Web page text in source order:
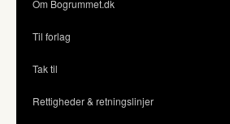
Om Bogrummet.dk
Til forlag
Tak til
Rettigheder & retningslinjer